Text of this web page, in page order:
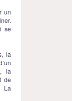
un
se
la
la
de
La